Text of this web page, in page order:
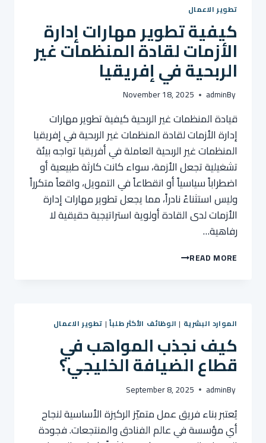
تطوير الاعمال
كيفية تطوير مهارات إدارة
الأزمات لقادة المنظمات غير
الربحية في إفريقيا
By
admin
November 18, 2025
قيادة المنظمات غير الربحية كيفية تطوير مهارات
إدارة الأزمات لقادة المنظمات غير الربحية في إفريقيا
المنظمات غير الربحية العاملة في أفريقيا تواجه بيئة
تشغيلية تجعل الأزمة، سواء كانت كارثة طبيعية أو
اضطراباً سياسياً أو انقطاعاً في التمويل، واقعاً متكرراً
وليس استثناءً نادراً، مما يجعل تطوير مهارات إدارة
الأزمات لدى القادة أولوية استراتيجية حقيقية لا
رفاهية…
READ MOREكيفية
المنظمات
غير
الربحية
في
إفريقيا
الموارد البشرية | الوظائف الأكثر طلباً | تطوير الاعمال
كيف نجذب المواهب في
قطاع الضيافة الخليجي؟
By
admin
September 8, 2025
يُعتبر بناء فريق عمل متميّز الركيزة الأساسية لنجاح
أي مؤسسة في عالم الفنادق والمنتجعات. فجودة